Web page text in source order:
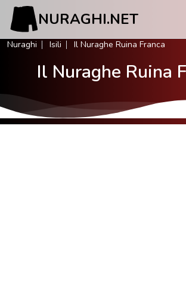
NURAGHI.NET
Nuraghi Isili Il Nuraghe Ruina Franca
Il Nuraghe Ruina